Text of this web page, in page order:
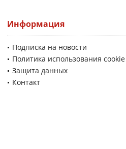
Информация
Подписка на новости
Политика использования cookie
Защита данных
Контакт